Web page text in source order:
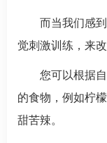
而当我们感
觉刺激训练，来改
您可以根据
的食物，例如柠
甜苦辣。